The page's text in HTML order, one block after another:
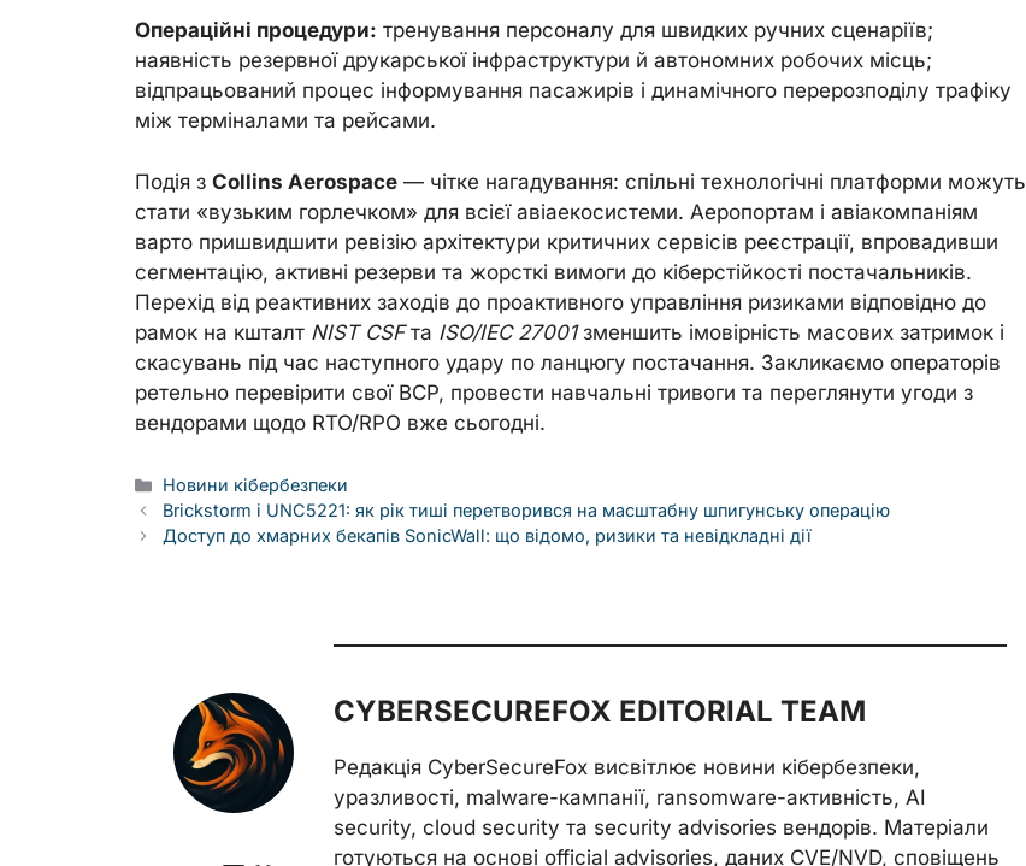
Операційні процедури: тренування персоналу для швидких ручних сценаріїв;
наявність резервної друкарської інфраструктури й автономних робочих місць;
відпрацьований процес інформування пасажирів і динамічного перерозподілу трафіку
між терміналами та рейсами.
Подія з Collins Aerospace — чітке нагадування: спільні технологічні платформи можуть
стати «вузьким горлечком» для всієї авіаекосистеми. Аеропортам і авіакомпаніям
варто пришвидшити ревізію архітектури критичних сервісів реєстрації, впровадивши
сегментацію, активні резерви та жорсткі вимоги до кіберстійкості постачальників.
Перехід від реактивних заходів до проактивного управління ризиками відповідно до
рамок на кшталт NIST CSFта ISO/IEC 27001зменшить імовірність масових затримок і
скасувань під час наступного удару по ланцюгу постачання. Закликаємо операторів
ретельно перевірити свої BCP, провести навчальні тривоги та переглянути угоди з
вендорами щодо RTO/RPO вже сьогодні.
Categories
Новини кібербезпеки
Brickstorm і UNC5221: як рік тиші перетворився на масштабну шпигунську операцію
Доступ до хмарних бекапів SonicWall: що відомо, ризики та невідкладні дії
CYBERSECUREFOX EDITORIAL TEAM
Редакція CyberSecureFox висвітлює новини кібербезпеки,
уразливості, malware-кампанії, ransomware-активність, AI
security, cloud security та security advisories вендорів. Матеріали
готуються на основі official advisories, даних CVE/NVD, сповіщень